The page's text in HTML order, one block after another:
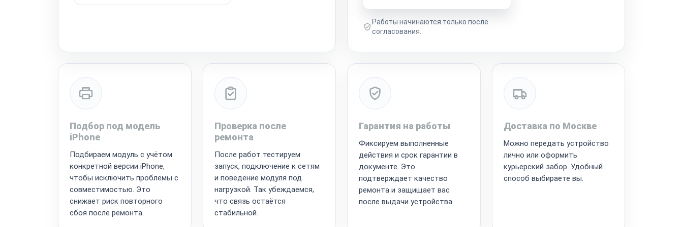
Работы начинаются только после
согласования.
Подбор под модель
iPhone
Подбираем модуль с учётом
конкретной версии iPhone,
чтобы исключить проблемы с
совместимостью. Это
снижает риск повторного
сбоя после ремонта.
Проверка после
ремонта
После работ тестируем
запуск, подключение к сетям
и поведение модуля под
нагрузкой. Так убеждаемся,
что связь остаётся
стабильной.
Гарантия на работы
Фиксируем выполненные
действия и срок гарантии в
документе. Это
подтверждает качество
ремонта и защищает вас
после выдачи устройства.
Доставка по Москве
Можно передать устройство
лично или оформить
курьерский забор. Удобный
способ выбираете вы.